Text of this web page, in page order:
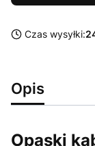
Czas wysyłki:
Opis
Opaski